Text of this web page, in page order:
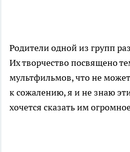
Родители одной из групп
Их творчество посвящено
мультфильмов, что не
к сожалению, я и не знаю
хочется сказать им